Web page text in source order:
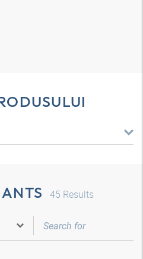
45 Results